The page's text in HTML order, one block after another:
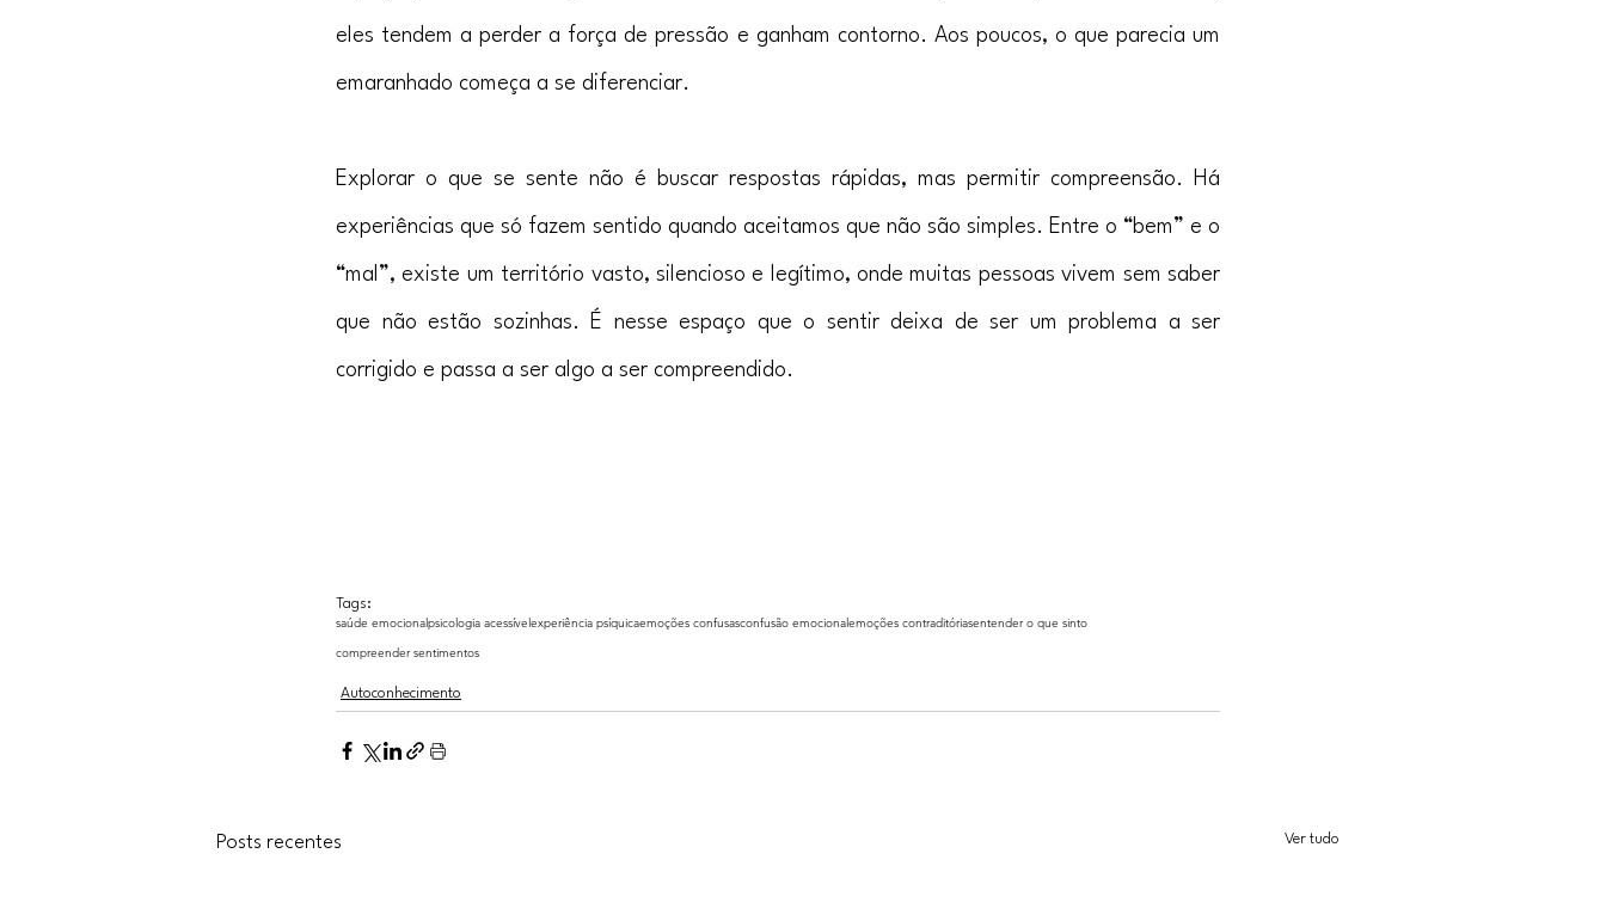
eles tendem a perder a força de pressão e ganham contorno. Aos poucos, o que parecia um
emaranhado começa a se diferenciar.
Explorar o que se sente não é buscar respostas rápidas, mas permitir compreensão. Há
experiências que só fazem sentido quando aceitamos que não são simples. Entre o “bem” e o
“mal”, existe um território vasto, silencioso e legítimo, onde muitas pessoas vivem sem saber
que não estão sozinhas. É nesse espaço que o sentir deixa de ser um problema a ser
corrigido e passa a ser algo a ser compreendido.
Tags:
saúde emocionalpsicologia acessívelexperiência psíquicaemoções confusasconfusão emocionalemoções contraditóriasentender o que sinto
compreender sentimentos
Autoconhecimento
Posts recentes Ver tudo